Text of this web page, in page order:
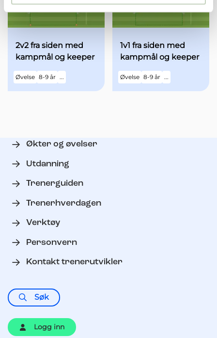
2v2 fra siden med
kampmål og keeper
Øvelse 8-9 år ...
1v1 fra siden med
kampmål og keeper
Øvelse 8-9 år ...
Økter og øvelser
Utdanning
Trenerguiden
Trenerhverdagen
Verktøy
Personvern
Kontakt trenerutvikler
Søk
Logg inn